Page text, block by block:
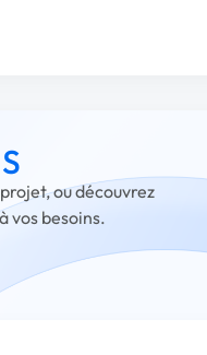
ou découvrez
vos besoins.